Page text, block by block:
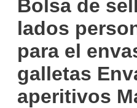
Bolsa de
lados
para el
galletas
aperitivos